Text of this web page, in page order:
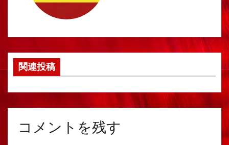
関連投稿
コメントを残す